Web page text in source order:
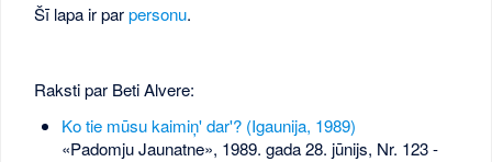
Šī lapa ir parpersonu.
Raksti par Beti Alvere:
Ko tie mūsu kaimiņ' dar'? (Igaunija, 1989)
«Padomju Jaunatne», 1989. gada 28. jūnijs, Nr. 123-